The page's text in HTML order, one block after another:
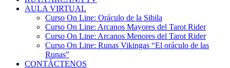
AULA VIRTUAL
Curso On Line: Oráculo de la Sibila
Curso On Line: Arcanos Mayores del Tarot Rider
Curso On Line: Arcanos Menores del Tarot Rider
Curso On Line: Runas Vikingas “El oráculo de las
Runas”
CONTÁCTENOS